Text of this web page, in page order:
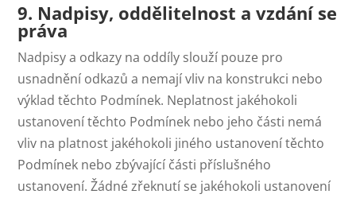
9. Nadpisy, oddělitelnost a vzdání se
práva
Nadpisy a odkazy na oddíly slouží pouze pro
usnadnění odkazů a nemají vliv na konstrukci nebo
výklad těchto Podmínek. Neplatnost jakéhokoli
ustanovení těchto Podmínek nebo jeho části nemá
vliv na platnost jakéhokoli jiného ustanovení těchto
Podmínek nebo zbývající části příslušného
ustanovení. Žádné zřeknutí se jakéhokoli ustanovení